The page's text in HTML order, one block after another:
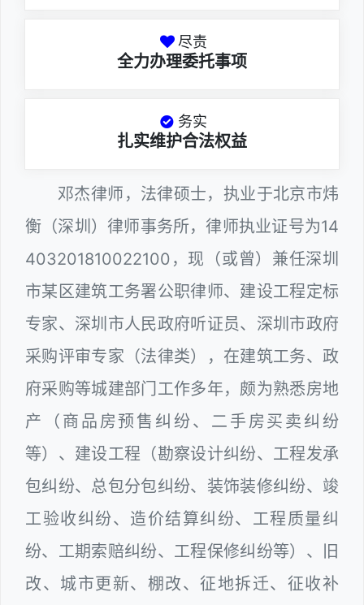
尽责
全力办理委托事项
务实
扎实维护合法权益
邓杰律师，法律硕士，执业于北京市炜
衡（深圳）律师事务所，律师执业证号为14
403201810022100，现（或曾）兼任深圳
市某区建筑工务署公职律师、建设工程定标
专家、深圳市人民政府听证员、深圳市政府
采购评审专家（法律类），在建筑工务、政
府采购等城建部门工作多年，颇为熟悉房地
产（商品房预售纠纷、二手房买卖纠纷
等）、建设工程（勘察设计纠纷、工程发承
包纠纷、总包分包纠纷、装饰装修纠纷、竣
工验收纠纷、造价结算纠纷、工程质量纠
纷、工期索赔纠纷、工程保修纠纷等）、旧
改、城市更新、棚改、征地拆迁、征收补